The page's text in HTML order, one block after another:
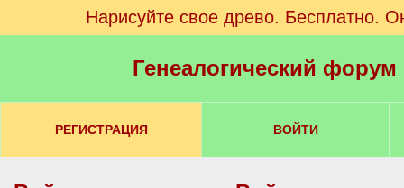
Нарисуйте свое древо. Бесплатно.
Генеалогический
РЕГИСТРАЦИЯ ВОЙТИ